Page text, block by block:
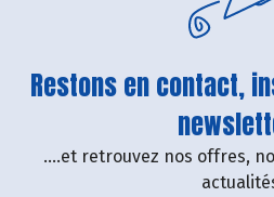
Restons en contact,
....et retrouvez nos offres,